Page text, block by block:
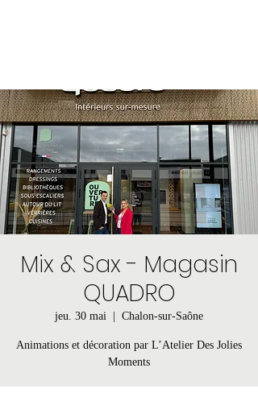
Mix & Sax - Magasin
QUADRO
jeu. 30 mai
  |
Chalon-sur-Saône
Animations et décoration par L’Atelier Des Jolies
Moments